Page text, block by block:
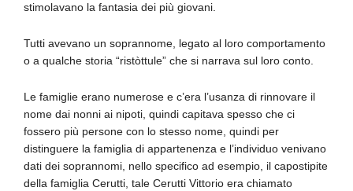
stimolavano la fantasia dei più giovani.
Tutti avevano un soprannome, legato al loro comportamento
o a qualche storia “ristòttule” che si narrava sul loro conto.
Le famiglie erano numerose e c’era l’usanza di rinnovare il
nome dai nonni ai nipoti, quindi capitava spesso che ci
fossero più persone con lo stesso nome, quindi per
distinguere la famiglia di appartenenza e l’individuo venivano
dati dei soprannomi, nello specifico ad esempio, il capostipite
della famiglia Cerutti, tale Cerutti Vittorio era chiamato